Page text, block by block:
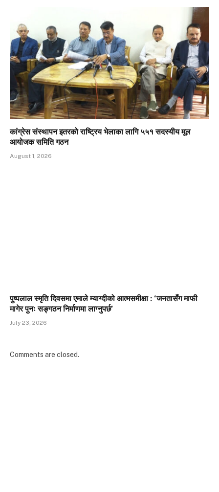
कांग्रेस संस्थापन इतरको राष्ट्रिय भेलाका लागि ५५१ सदस्यीय मूल
आयोजक समिति गठन
August 1, 2026
पुष्पलाल स्मृति दिवसमा एमाले म्याग्दीको आत्मसमीक्षा : ‘जनतासँग माफी
मागेर पुनः सङ्गठन निर्माणमा लाग्नुपर्छ’
July 23, 2026
Comments are closed.